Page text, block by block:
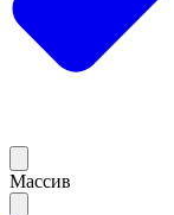
Массив